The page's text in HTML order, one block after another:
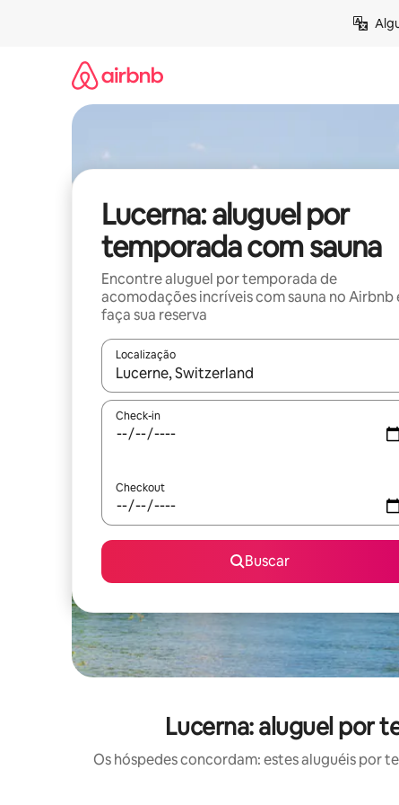
Lucerna: aluguel por
temporada com sauna
Encontre aluguel por temporada de
acomodações incríveis com sauna no Airbnb
faça sua reserva
Localização
Quando os resultados estiverem disponíveis,
Check-in
Checkout
Buscar
Lucerna: aluguel por
Os hóspedes concordam: estes aluguéis por